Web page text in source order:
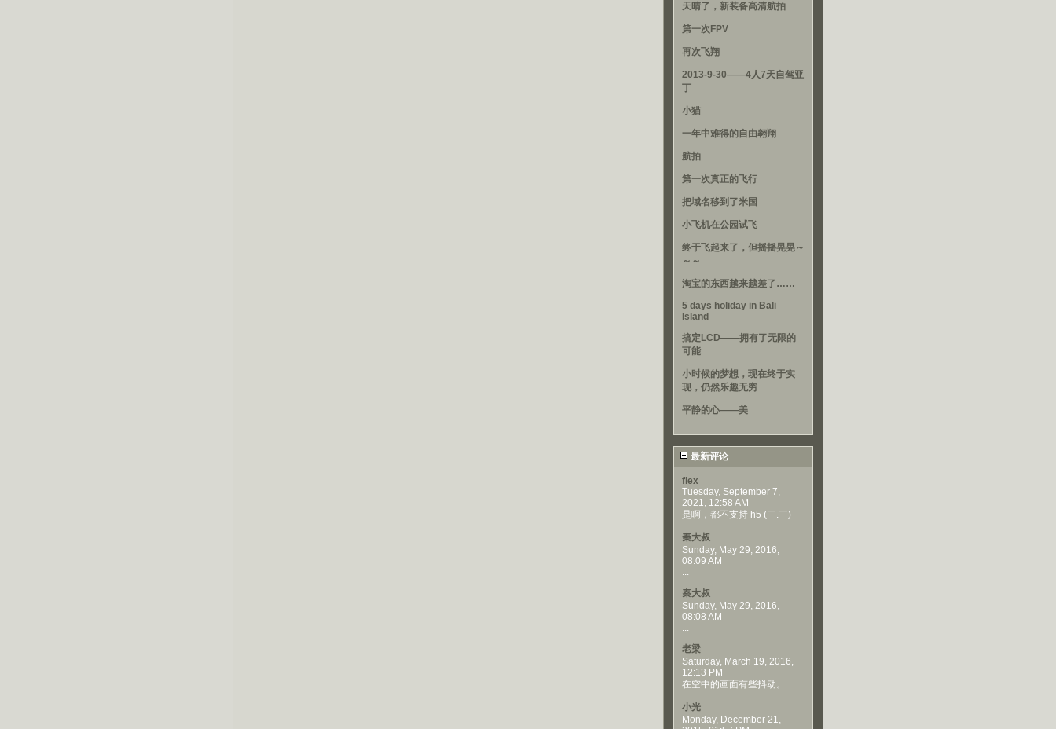
天晴了，新装备高清航拍
第一次FPV
再次飞翔
2013-9-30——4人7天自驾亚
丁
小猫
一年中难得的自由翱翔
航拍
第一次真正的飞行
把域名移到了米国
小飞机在公园试飞
终于飞起来了，但摇摇晃晃～
～～
淘宝的东西越来越差了……
5 days holiday in Bali
Island
搞定LCD——拥有了无限的
可能
小时候的梦想，现在终于实
现，仍然乐趣无穷
平静的心——美
最新评论
flex
Tuesday, September 7,
2021, 12:58 AM
是啊，都不支持 h5 (￣.￣)
秦大叔
Sunday, May 29, 2016,
08:09 AM
...
秦大叔
Sunday, May 29, 2016,
08:08 AM
...
老梁
Saturday, March 19, 2016,
12:13 PM
在空中的画面有些抖动。
小光
Monday, December 21,